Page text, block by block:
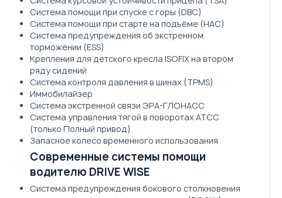
Система помощи при спуске с горы (DBC)
Система помощи при старте на подъёме (HAC)
Система предупреждения об экстренном
торможении (ESS)
Крепления для детского кресла ISOFIX на втором
ряду сидений
Система контроля давления в шинах (TPMS)
Иммобилайзер
Система экстренной связи ЭРА-ГЛОНАСС
Система управления тягой в поворотах ATCC
(только Полный привод)
Запасное колесо временного использования
Современные системы помощи
водителю DRIVE WISE
Система предупреждения бокового столкновения